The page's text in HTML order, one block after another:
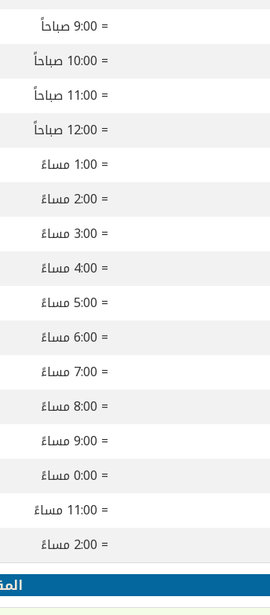
= 9:00 صباحاً
= 10:00 صباحاً
= 11:00 صباحاً
= 12:00 صباحاً
= 1:00 مساءً
= 2:00 مساءً
= 3:00 مساءً
= 4:00 مساءً
= 5:00 مساءً
= 6:00 مساءً
= 7:00 مساءً
= 8:00 مساءً
= 9:00 مساءً
= 0:00 مساءً
= 11:00 مساءً
= 2:00 مساءً